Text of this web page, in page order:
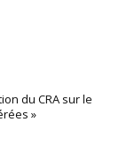
du CRA sur le
»